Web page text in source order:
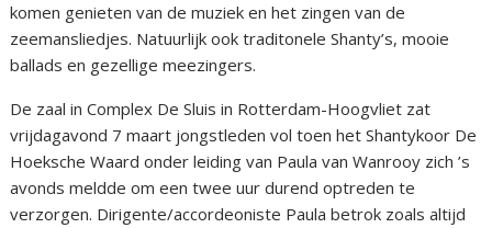
komen genieten van de muziek en het zingen van de
zeemansliedjes. Natuurlijk ook traditonele Shanty’s, mooie
ballads en gezellige meezingers.
De zaal in Complex De Sluis in Rotterdam-Hoogvliet zat
vrijdagavond 7 maart jongstleden vol toen het Shantykoor De
Hoeksche Waard onder leiding van Paula van Wanrooy zich ’s
avonds meldde om een twee uur durend optreden te
verzorgen. Dirigente/accordeoniste Paula betrok zoals altijd